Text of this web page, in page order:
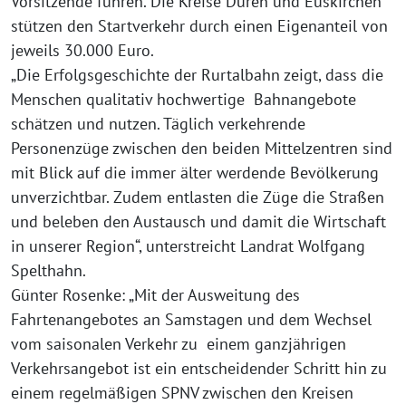
stützen den Startverkehr durch einen Eigenanteil von
jeweils 30.000 Euro.
„Die Erfolgsgeschichte der Rurtalbahn zeigt, dass die
Menschen qualitativ hochwertige Bahnangebote
schätzen und nutzen. Täglich verkehrende
Personenzüge zwischen den beiden Mittelzentren sind
mit Blick auf die immer älter werdende Bevölkerung
unverzichtbar. Zudem entlasten die Züge die Straßen
und beleben den Austausch und damit die Wirtschaft
in unserer Region“, unterstreicht Landrat Wolfgang
Spelthahn.
Günter Rosenke: „Mit der Ausweitung des
Fahrtenangebotes an Samstagen und dem Wechsel
vom saisonalen Verkehr zu einem ganzjährigen
Verkehrsangebot ist ein entscheidender Schritt hin zu
einem regelmäßigen SPNV zwischen den Kreisen